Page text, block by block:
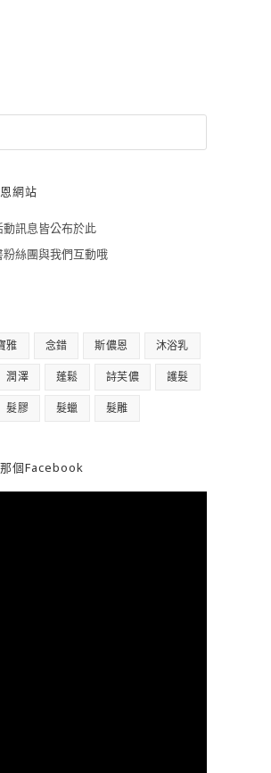
網站
動訊息皆公布於此
絲團與我們互動哦
雅 念錯 斯儂恩 沐浴乳
潤澤 蓬鬆 詩芙儂 護髮
髮膠 髮蠟 髮雕
個Facebook